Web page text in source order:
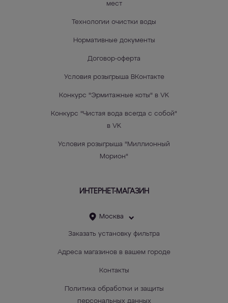
мест
Технологии очистки воды
Нормативные документы
Договор-оферта
Условия розыгрыша ВКонтакте
Конкурс "Эрмитажные коты" в VK
Конкурс "Чистая вода всегда с собой"
в VK
Условия розыгрыша "Миллионный
Морион"
ИНТЕРНЕТ-МАГАЗИН
Москва
Заказать установку фильтра
Адреса магазинов в вашем городе
Контакты
Политика обработки и защиты
персональных данных